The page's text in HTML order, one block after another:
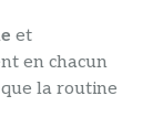
et
en chacun
la routine